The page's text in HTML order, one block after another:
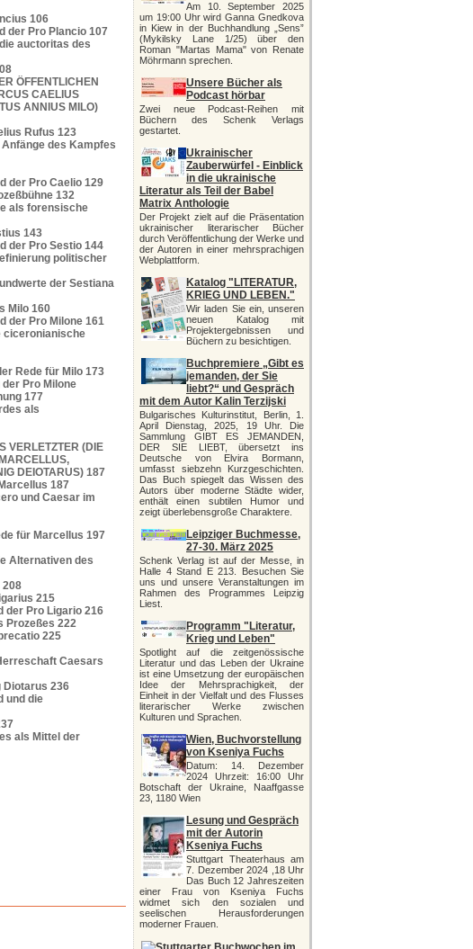
106
der Pro Plancio 107
auctoritas des
ÖFFENTLICHEN
CAELIUS
ANNIUS MILO)
Rufus 123
Anfänge des Kampfes
der Pro Caelio 129
132
als forensische
143
der Pro Sestio 144
politischer
der Sestiana
Milo 160
der Pro Milone 161
ciceronianische
Rede für Milo 173
der Pro Milone
177
als
VERLETZTER (DIE
DEIOTARUS) 187
187
und Caesar im
für Marcellus 197
Alternativen des
208
215
der Pro Ligario 216
Prozeßes 222
225
Caesars
Diotarus 236
und die
als Mittel der
Am 10. September 2025
um 19:00 Uhr wird Ganna Gnedkova
in Kiew in der Buchhandlung „Sens”
(Mykilsky Lane 1/25) über den
Roman "Martas Mama" von Renate
Möhrmann sprechen.
Unsere Bücher als
Podcast hörbar
Zwei neue Podcast-Reihen mit
Büchern des Schenk Verlags
gestartet.
Ukrainischer
Zauberwürfel - Einblick
in die ukrainische
Literatur als Teil der Babel
Matrix Anthologie
Der Projekt zielt auf die Präsentation
ukrainischer literarischer Bücher
durch Veröffentlichung der Werke und
der Autoren in einer mehrsprachigen
Webplattform.
Katalog "LITERATUR,
KRIEG UND LEBEN."
Wir laden Sie ein, unseren
neuen Katalog mit
Projektergebnissen und
Büchern zu besichtigen.
Buchpremiere „Gibt es
jemanden, der Sie
liebt?“ und Gespräch
mit dem Autor Kalin Terzijski
Bulgarisches Kulturinstitut, Berlin, 1.
April Dienstag, 2025, 19 Uhr. Die
Sammlung GIBT ES JEMANDEN,
DER SIE LIEBT, übersetzt ins
Deutsche von Elvira Bormann,
umfasst siebzehn Kurzgeschichten.
Das Buch spiegelt das Wissen des
Autors über moderne Städte wider,
enthält einen subtilen Humor und
zeigt überlebensgroße Charaktere.
Leipziger Buchmesse,
27-30. März 2025
Schenk Verlag ist auf der Messe, in
Halle 4 Stand E 213. Besuchen Sie
uns und unsere Veranstaltungen im
Rahmen des Programmes Leipzig
Liest.
Programm "Literatur,
Krieg und Leben"
Spotlight auf die zeitgenössische
Literatur und das Leben der Ukraine
ist eine Umsetzung der europäischen
Idee der Mehrsprachigkeit, der
Einheit in der Vielfalt und des Flusses
literarischer Werke zwischen
Kulturen und Sprachen.
Wien, Buchvorstellung
von Kseniya Fuchs
Datum: 14. Dezember
2024 Uhrzeit: 16:00 Uhr
Botschaft der Ukraine, Naaffgasse
23, 1180 Wien
Lesung und Gespräch
mit der Autorin
Kseniya Fuchs
Stuttgart Theaterhaus am
7. Dezember 2024 ,18 Uhr
Das Buch 12 Jahreszeiten
einer Frau von Kseniya Fuchs
widmet sich den sozialen und
seelischen Herausforderungen
moderner Frauen.